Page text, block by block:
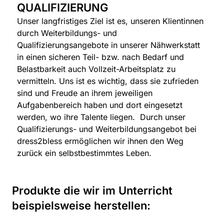
QUALIFIZIERUNG
Unser langfristiges Ziel ist es, unseren Klientinnen
durch Weiterbildungs- und
Qualifizierungsangebote in unserer Nähwerkstatt
in einen sicheren Teil- bzw. nach Bedarf und
Belastbarkeit auch Vollzeit-Arbeitsplatz zu
vermitteln. Uns ist es wichtig, dass sie zufrieden
sind und Freude an ihrem jeweiligen
Aufgabenbereich haben und dort eingesetzt
werden, wo ihre Talente liegen. Durch unser
Qualifizierungs- und Weiterbildungsangebot bei
dress2bless ermöglichen wir ihnen den Weg
zurück ein selbstbestimmtes Leben.
Produkte die wir im Unterricht
beispielsweise herstellen: